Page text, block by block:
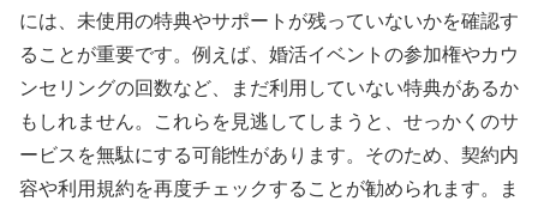
には、未使用の特典やサポートが残っていないかを確認す
ることが重要です。例えば、婚活イベントの参加権やカウ
ンセリングの回数など、まだ利用していない特典があるか
もしれません。これらを見逃してしまうと、せっかくのサ
ービスを無駄にする可能性があります。そのため、契約内
容や利用規約を再度チェックすることが勧められます。ま